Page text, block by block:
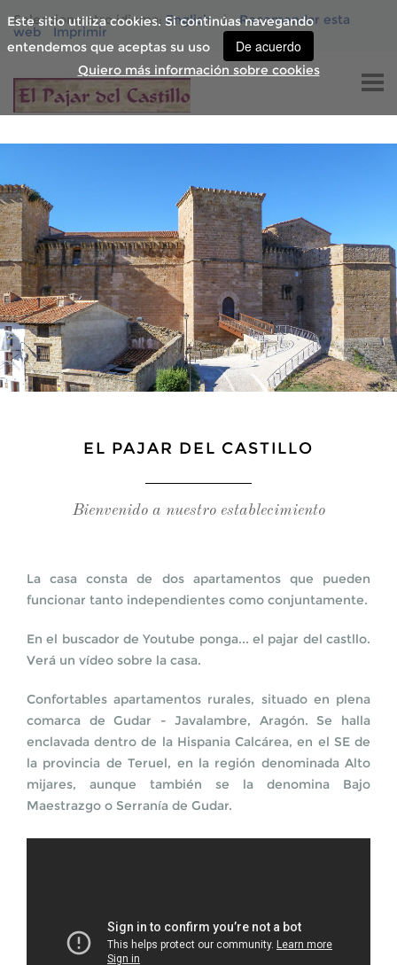
Este sitio utiliza cookies. Si continúas navegando
entendemos que aceptas su uso
De acuerdo
Quiero más información sobre cookies
Seleccione otro idioma: English | Recomendar esta
web Imprimir
INICIO
SERVICIOS
TARIFAS
CONTACTO
EL PAJAR DEL CASTILLO
Bienvenido a nuestro establecimiento
La casa consta de dos apartamentos que pueden
funcionar tanto independientes como conjuntamente.
En el buscador de Youtube ponga... el pajar del castllo.
Verá un vídeo sobre la casa.
Confortables apartamentos rurales, situado en plena
comarca de Gudar - Javalambre, Aragón. Se halla
enclavada dentro de la Hispania Calcárea, en el SE de
la provincia de Teruel, en la región denominada Alto
mijares, aunque también se la denomina Bajo
Maestrazgo o Serranía de Gudar.